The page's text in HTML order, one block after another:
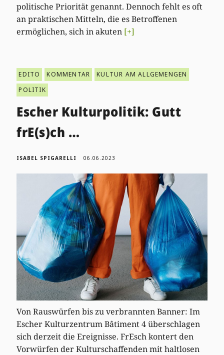
politische Priorität genannt. Dennoch fehlt es oft
an praktischen Mitteln, die es Betroffenen
ermöglichen, sich in akuten [+]
EDITO KOMMENTAR
KULTUR AM ALLGEMENGEN
POLITIK
Escher Kulturpolitik: Gutt
frE(s)ch …
ISABEL SPIGARELLI 06.06.2023
Von Rauswürfen bis zu verbrannten Banner: Im
Escher Kulturzentrum Bâtiment 4 überschlagen
sich derzeit die Ereignisse. FrEsch kontert den
Vorwürfen der Kulturschaffenden mit haltlosen